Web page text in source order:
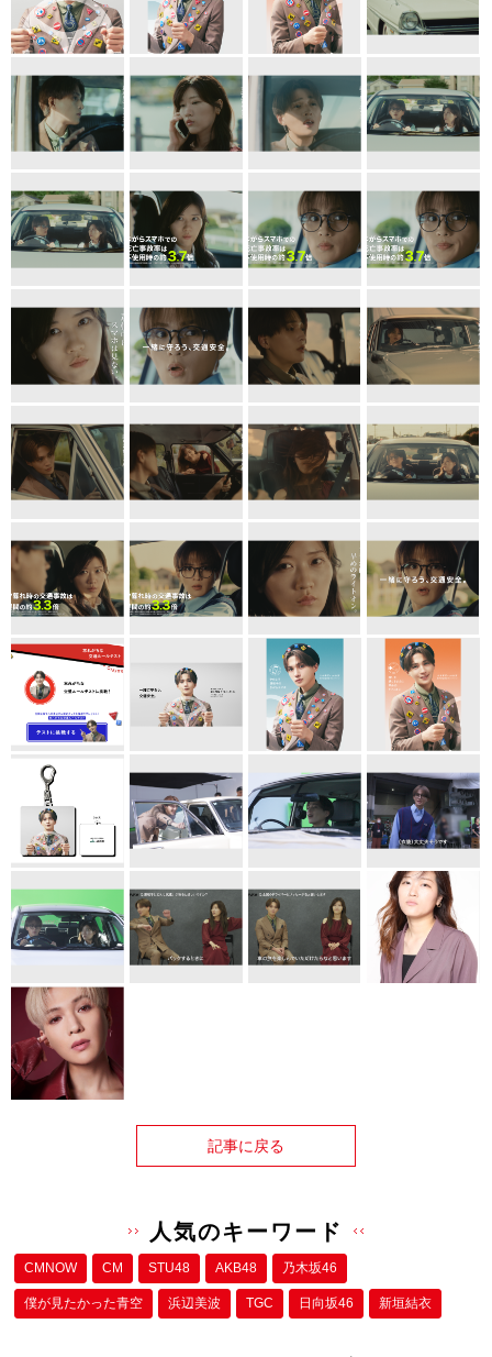
記事に戻る
人気のキーワード
CMNOW CM STU48 AKB48 乃木坂46
僕が⾒たかった⻘空 浜辺美波 TGC 日向坂46 新垣結衣